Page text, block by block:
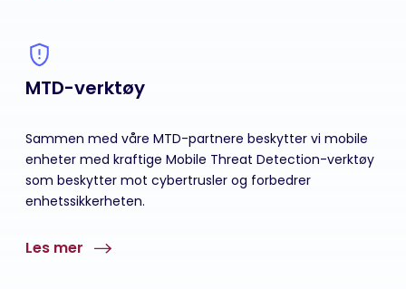
MTD-verktøy
Sammen med våre MTD-partnere beskytter vi mobile
enheter med kraftige Mobile Threat Detection-verktøy
som beskytter mot cybertrusler og forbedrer
enhetssikkerheten.
Les mer